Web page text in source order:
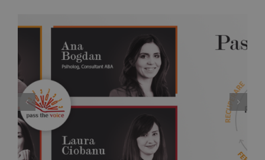
Pass the Voice – Training online gratuit pentru
parinti 9, 10 Aprilie